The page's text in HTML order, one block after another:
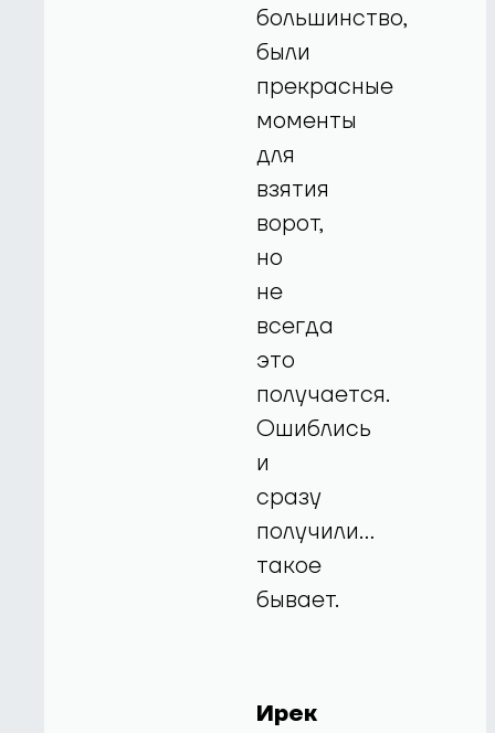
большинство,
были
прекрасные
моменты
для
взятия
ворот,
но
не
всегда
это
получается.
Ошиблись
и
сразу
получили…
такое
бывает.
Ирек